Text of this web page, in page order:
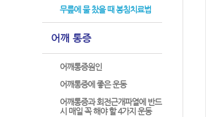
무릎에 물 찼을 때 봉침치료법
어깨 통증
어깨통증원인
어깨통증에 좋은 운동
어깨통증과 회전근개파열에 반드
시 매일 꼭 해야 할 4가지 운동